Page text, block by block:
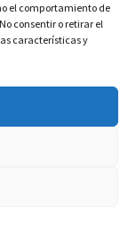
el comportamiento de
consentir o retirar el
características y